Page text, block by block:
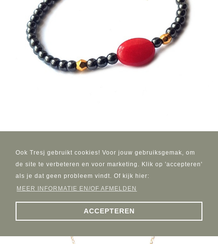
Ook Tresj gebruikt cookies! Voor jouw gebruiksgemak, om
de site te verbeteren en voor marketing. Klik op 'accepteren'
als je dat geen probleem vindt. Of kijk hier:
MEER INFORMATIE EN/OF AFMELDEN
ACCEPTEREN
Armband | Hematiet | Red Stone
€ 13,95